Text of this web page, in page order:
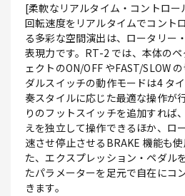
[柔軟なリアルタイム・コントロー
回転速度をリアルタイムでコント
る多彩な空間演出は、ロータリー
表現力です。RT-2 では、本体の
ェクトのON/OFF やFAST/SLOW
ダルスイッチの動作モードは4 タ
奏スタイルに応じた最適な操作が
りのフットスイッチを追加すれば
えを独立して操作できるほか、ロ
速させ停止させるBRAKE 機能も
た、エクスプレッション・ペダル
たパラメーターを足元で自在にコ
きます。